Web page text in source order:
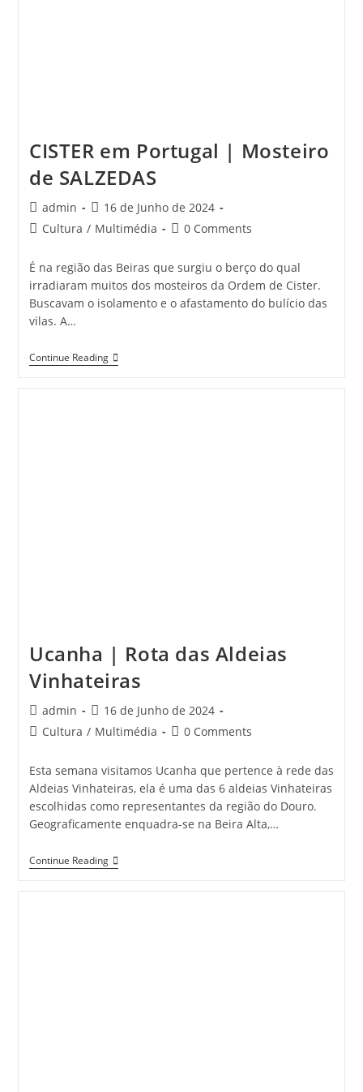
CISTER em Portugal | Mosteiro
de SALZEDAS
Post
author:
admin
Post
published:
16 de Junho de 2024
PostCultura / Multimédia
Post0 Comments
É na região das Beiras que surgiu o berço do qual
irradiaram muitos dos mosteiros da Ordem de Cister.
Buscavam o isolamento e o afastamento do bulício das
vilas. A…
Continue ReadingCISTER
Em
Ucanha | Rota das Aldeias
Vinhateiras
Post
author:
admin
Post
published:
16 de Junho de 2024
PostCultura / Multimédia
Post0 Comments
Esta semana visitamos Ucanha que pertence à rede das
Aldeias Vinhateiras, ela é uma das 6 aldeias Vinhateiras
escolhidas como representantes da região do Douro.
Geograficamente enquadra-se na Beira Alta,…
Continue ReadingUcanha
|